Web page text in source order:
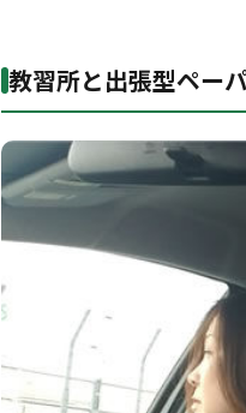
教習所と出張型ペー